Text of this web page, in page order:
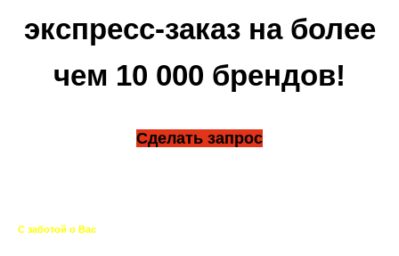
экспресс-заказ на более
чем 10 000 брендов!
Сделать запрос
С заботой о Вас